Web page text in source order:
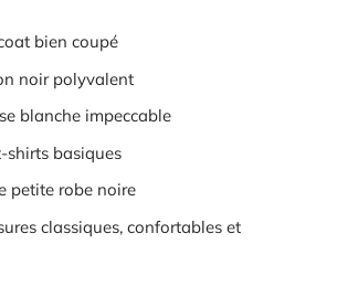
bien coupé
noir polyvalent
blanche impeccable
shirts basiques
petite robe noire
classiques, confortables et